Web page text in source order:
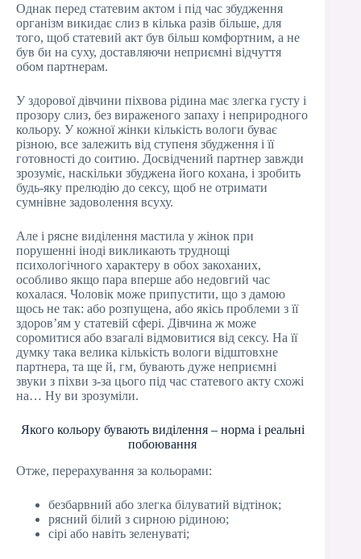
Однак перед статевим актом і під час збудження
організм викидає слиз в кілька разів більше, для
того, щоб статевий акт був більш комфортним, а не
був би на суху, доставляючи неприємні відчуття
обом партнерам.
У здорової дівчини піхвова рідина має злегка густу і
прозору слиз, без вираженого запаху і неприродного
кольору. У кожної жінки кількість вологи буває
різною, все залежить від ступеня збудження і її
готовності до соитию. Досвідчений партнер завжди
зрозуміє, наскільки збуджена його кохана, і зробить
будь-яку прелюдію до сексу, щоб не отримати
сумнівне задоволення всуху.
Але і рясне виділення мастила у жінок при
порушенні іноді викликають труднощі
психологічного характеру в обох закоханих,
особливо якщо пара вперше або недовгий час
кохалася. Чоловік може припустити, що з дамою
щось не так: або розпущена, або якісь проблеми з її
здоров’ям у статевій сфері. Дівчина ж може
соромитися або взагалі відмовитися від сексу. На її
думку така велика кількість вологи відштовхне
партнера, та ще й, гм, бувають дуже неприємні
звуки з піхви з-за цього під час статевого акту схожі
на… Ну ви зрозуміли.
Якого кольору бувають виділення – норма і реальні
побоювання
Отже, перерахування за кольорами:
безбарвний або злегка білуватий відтінок;
рясний білий з сирною рідиною;
сірі або навіть зеленуваті;